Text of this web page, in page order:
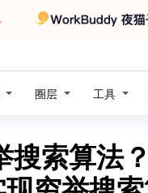
圈层 工具
搜索算法